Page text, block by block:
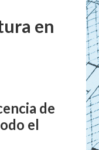
en
de
el